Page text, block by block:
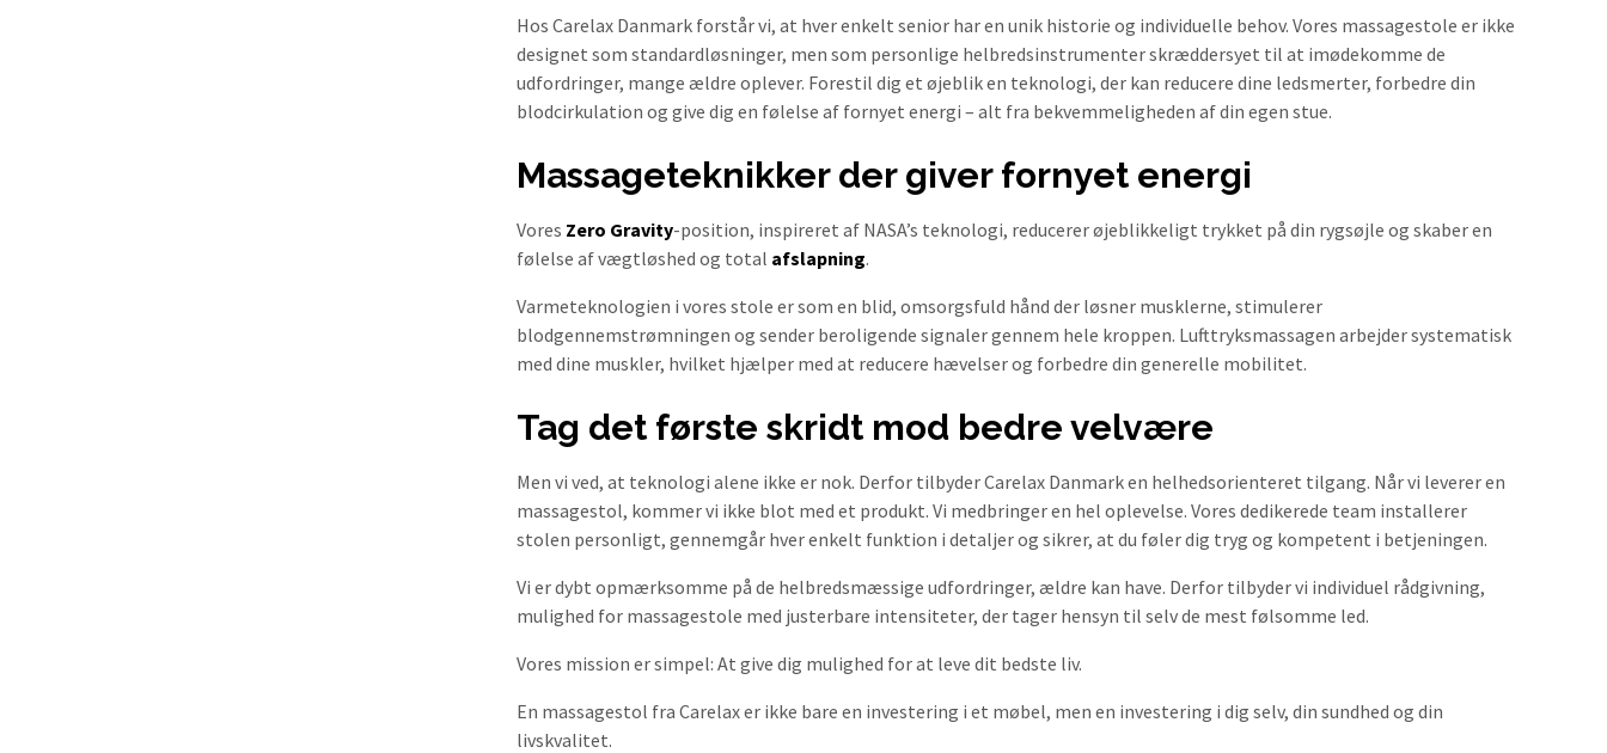
Hos Carelax Danmark forstår vi, at hver enkelt senior har en unik historie og individuelle behov. Vores massagestole er ikke
designet som standardløsninger, men som personlige helbredsinstrumenter skræddersyet til at imødekomme de
udfordringer, mange ældre oplever. Forestil dig et øjeblik en teknologi, der kan reducere dine ledsmerter, forbedre din
blodcirkulation og give dig en følelse af fornyet energi – alt fra bekvemmeligheden af din egen stue.
Massageteknikker der giver fornyet energi
Vores Zero Gravity-position, inspireret af NASA’s teknologi, reducerer øjeblikkeligt trykket på din rygsøjle og skaber en
følelse af vægtløshed og total afslapning.
Varmeteknologien i vores stole er som en blid, omsorgsfuld hånd der løsner musklerne, stimulerer
blodgennemstrømningen og sender beroligende signaler gennem hele kroppen. Lufttryksmassagen arbejder systematisk
med dine muskler, hvilket hjælper med at reducere hævelser og forbedre din generelle mobilitet.
Tag det første skridt mod bedre velvære
Men vi ved, at teknologi alene ikke er nok. Derfor tilbyder Carelax Danmark en helhedsorienteret tilgang. Når vi leverer en
massagestol, kommer vi ikke blot med et produkt. Vi medbringer en hel oplevelse. Vores dedikerede team installerer
stolen personligt, gennemgår hver enkelt funktion i detaljer og sikrer, at du føler dig tryg og kompetent i betjeningen.
Vi er dybt opmærksomme på de helbredsmæssige udfordringer, ældre kan have. Derfor tilbyder vi individuel rådgivning,
mulighed for massagestole med justerbare intensiteter, der tager hensyn til selv de mest følsomme led.
Vores mission er simpel: At give dig mulighed for at leve dit bedste liv.
En massagestol fra Carelax er ikke bare en investering i et møbel, men en investering i dig selv, din sundhed og din
livskvalitet.